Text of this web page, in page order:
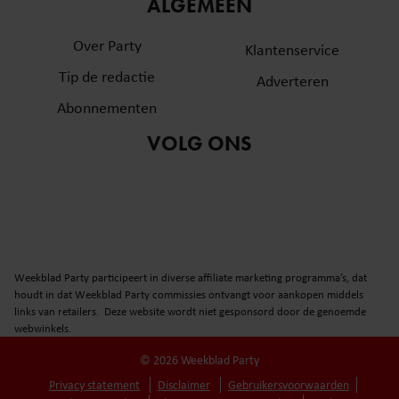
ALGEMEEN
Over Party
Tip de redactie
Abonnementen
Klantenservice
Adverteren
VOLG ONS
Weekblad Party participeert in diverse affiliate marketing programma’s, dat
houdt in dat Weekblad Party commissies ontvangt voor aankopen middels
links van retailers. Deze website wordt niet gesponsord door de genoemde
webwinkels.
© 2026 Weekblad Party
Privacy statement
Disclaimer
Gebruikersvoorwaarden